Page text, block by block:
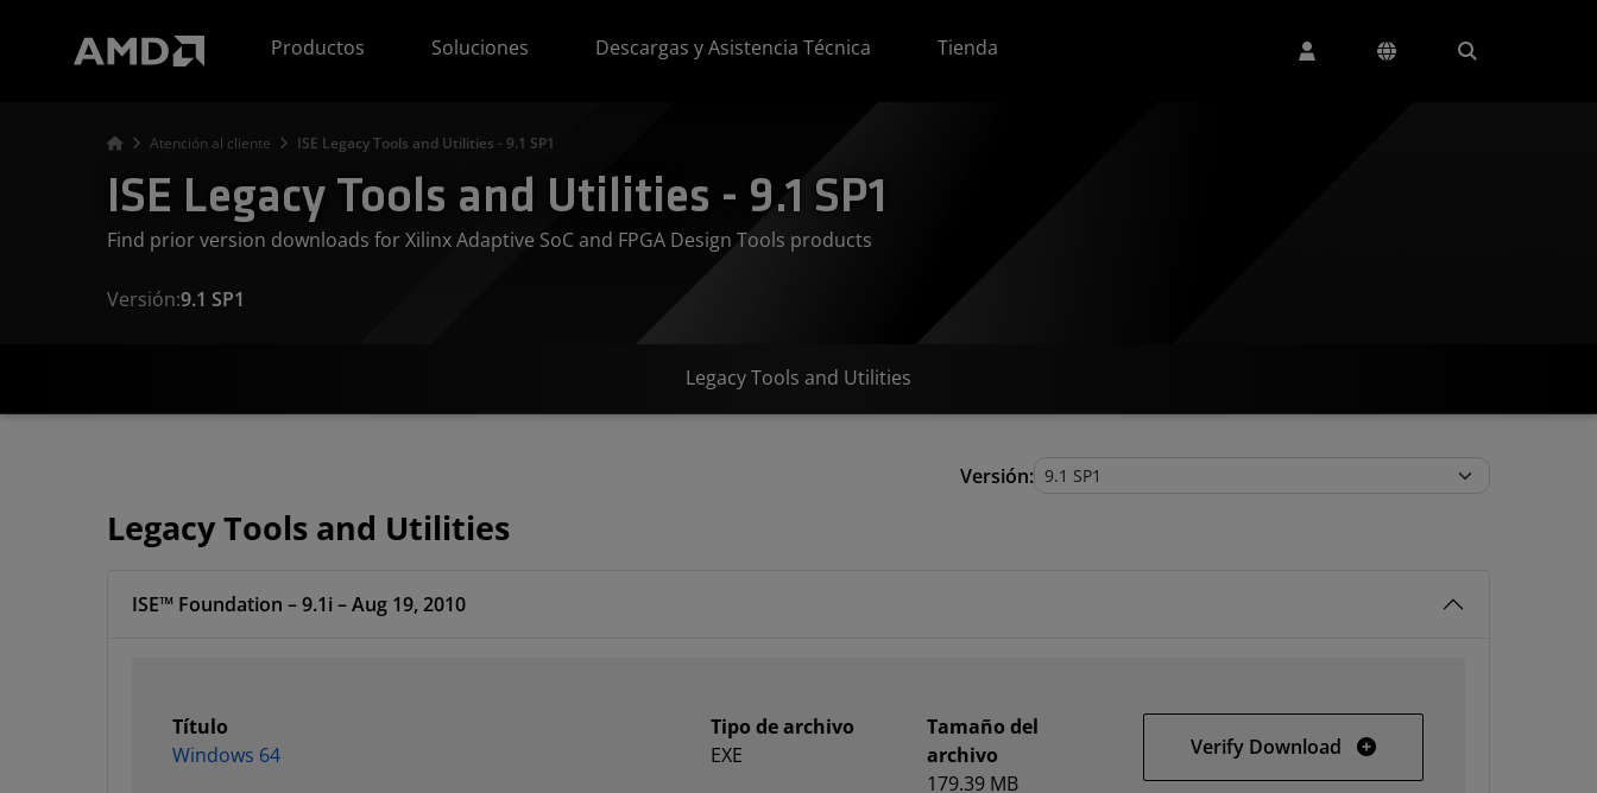
Productos
Soluciones Descargas y Asistencia Técnica Tienda
Atención al cliente ISE Legacy Tools and Utilities - 9.1 SP1
ISE Legacy Tools and Utilities - 9.1 SP1
Find prior version downloads for Xilinx Adaptive SoC and FPGA Design Tools products
Versión:9.1 SP1
Legacy Tools and Utilities
Versión:
Legacy Tools and Utilities
ISE™ Foundation – 9.1i – Aug 19, 2010
Título
Windows 64
Tipo de archivo
EXE
Tamaño del
archivo
179.39 MB
Verify Download Windows 64